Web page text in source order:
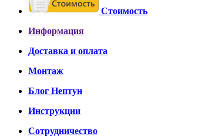
Стоимость
Информация
Доставка и оплата
Монтаж
Блог Нептун
Инструкции
Сотрудничество